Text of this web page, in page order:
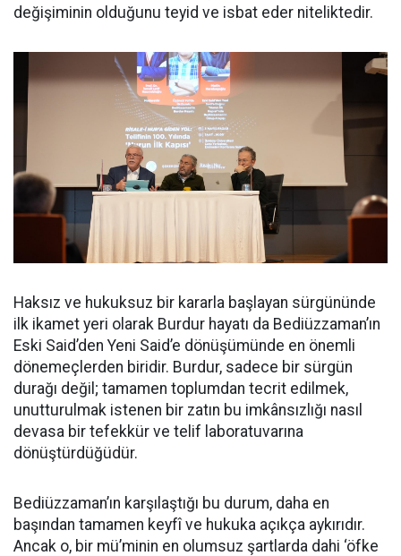
değişiminin olduğunu teyid ve isbat eder niteliktedir.
Haksız ve hukuksuz bir kararla başlayan sürgününde
ilk ikamet yeri olarak Burdur hayatı da Bediüzzaman’ın
Eski Said’den Yeni Said’e dönüşümünde en önemli
dönemeçlerden biridir. Burdur, sadece bir sürgün
durağı değil; tamamen toplumdan tecrit edilmek,
unutturulmak istenen bir zatın bu imkânsızlığı nasıl
devasa bir tefekkür ve telif laboratuvarına
dönüştürdüğüdür.
Bediüzzaman’ın karşılaştığı bu durum, daha en
başından tamamen keyfî ve hukuka açıkça aykırıdır.
Ancak o, bir mü’minin en olumsuz şartlarda dahi ‘öfke